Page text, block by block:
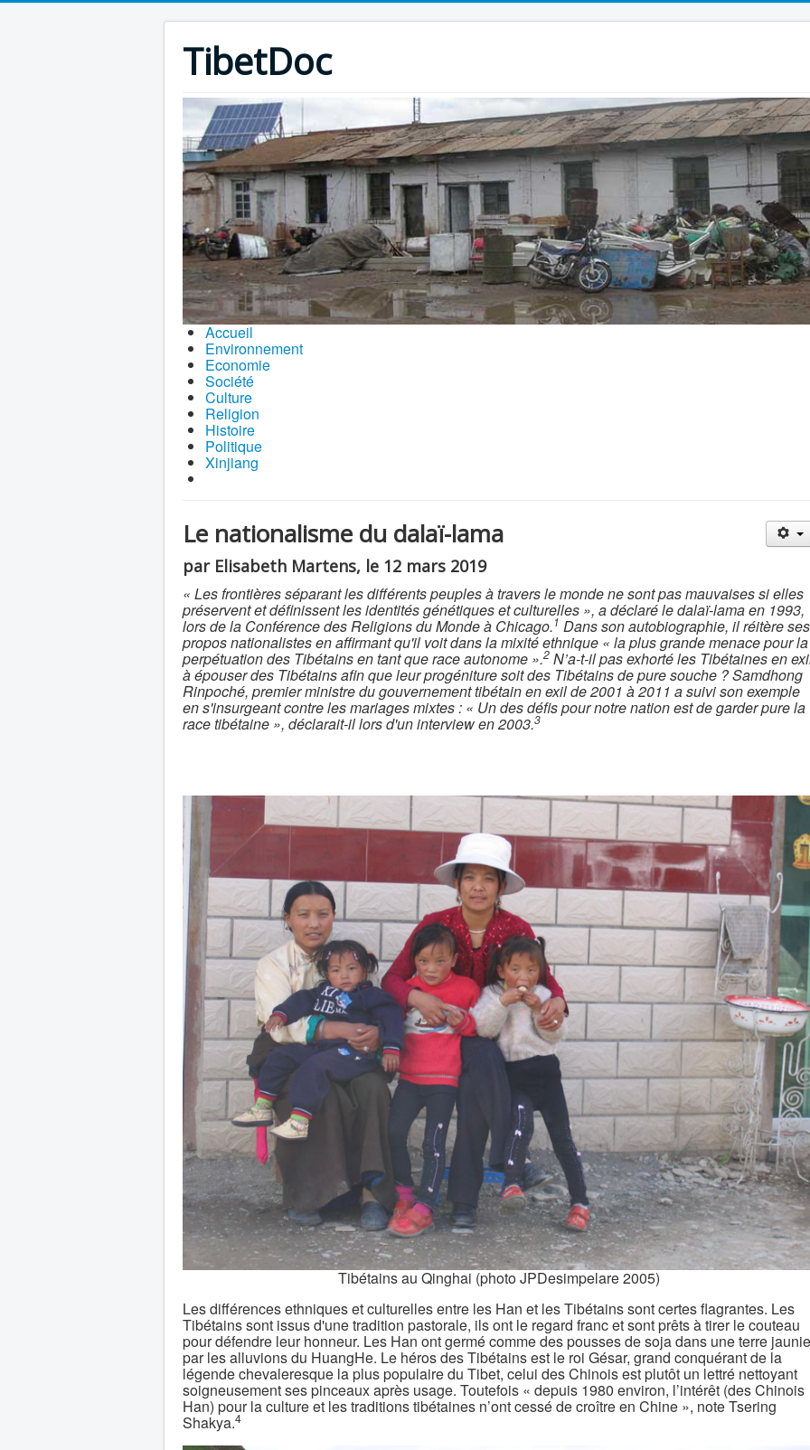
TibetDoc
Accueil
Environnement
Economie
Société
Culture
Religion
Histoire
Politique
Xinjiang
Le nationalisme du dalaï-lama
par Elisabeth Martens, le 12 mars 2019
« Les frontières séparant les différents peuples à travers le monde ne sont pas mauvaises si elles
préservent et définissent les identités génétiques et culturelles », a déclaré le dalaï-lama en 1993,
lors de la Conférence des Religions du Monde à Chicago.1 Dans son autobiographie, il réitère ses
propos nationalistes en affirmant qu'il voit dans la mixité ethnique « la plus grande menace pour la
perpétuation des Tibétains en tant que race autonome ».2 N’a-t-il pas exhorté les Tibétaines en
à épouser des Tibétains afin que leur progéniture soit des Tibétains de pure souche ? Samdhong
Rinpoché, premier ministre du gouvernement tibétain en exil de 2001 à 2011 a suivi son exemple
en s'insurgeant contre les mariages mixtes : « Un des défis pour notre nation est de garder pure la
race tibétaine », déclarait-il lors d'un interview en 2003.3
Tibétains au Qinghai (photo JPDesimpelare 2005)
Les différences ethniques et culturelles entre les Han et les Tibétains sont certes flagrantes. Les
Tibétains sont issus d'une tradition pastorale, ils ont le regard franc et sont prêts à tirer le couteau
pour défendre leur honneur. Les Han ont germé comme des pousses de soja dans une terre jaunie
par les alluvions du HuangHe. Le héros des Tibétains est le roi Gésar, grand conquérant de la
légende chevaleresque la plus populaire du Tibet, celui des Chinois est plutôt un lettré nettoyant
soigneusement ses pinceaux après usage. Toutefois « depuis 1980 environ, l’intérêt (des Chinois
Han) pour la culture et les traditions tibétaines n’ont cessé de croître en Chine », note Tsering
Shakya.4